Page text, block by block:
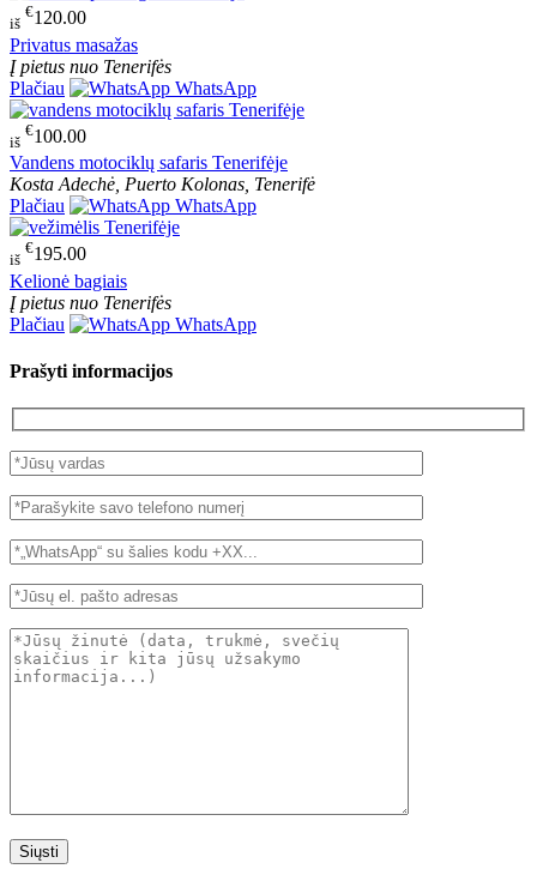
iš
€120.00
Privatus masažas
Į pietus nuo Tenerifės
Plačiau
WhatsApp
iš
€100.00
Vandens motociklų safaris Tenerifėje
Kosta Adechė, Puerto Kolonas, Tenerifė
Plačiau
WhatsApp
iš
€195.00
Kelionė bagiais
Į pietus nuo Tenerifės
Plačiau
WhatsApp
Prašyti informacijos